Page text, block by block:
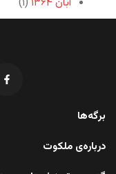
برگه‌ها
درباره‌ی ملکوت